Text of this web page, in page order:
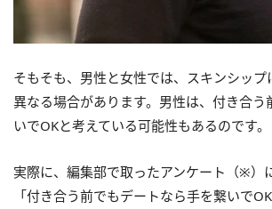
そもそも、男性と女性では、スキンシッ
異なる場合があります。男性は、付き合う
いでOKと考えている可能性もあるのです。
実際に、編集部で取ったアンケート（※）
「付き合う前でもデートなら手を繋いで